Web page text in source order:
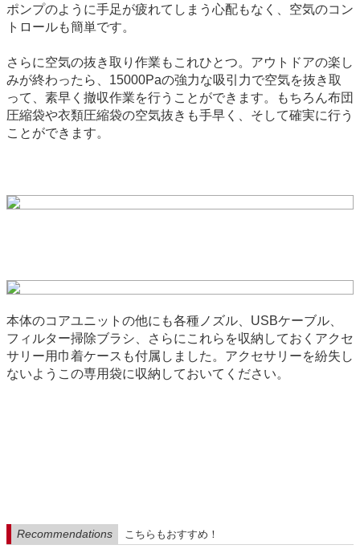
ポンプのように手足が疲れてしまう心配もなく、空気のコン
トロールも簡単です。
さらに空気の抜き取り作業もこれひとつ。アウトドアの楽し
みが終わったら、15000Paの強力な吸引力で空気を抜き取
って、素早く撤収作業を行うことができます。もちろん布団
圧縮袋や衣類圧縮袋の空気抜きも手早く、そして確実に行う
ことができます。
本体のコアユニットの他にも各種ノズル、USBケーブル、
フィルター掃除ブラシ、さらにこれらを収納しておくアクセ
サリー用巾着ケースも付属しました。アクセサリーを紛失し
ないようこの専用袋に収納しておいてください。
Recommendations こちらもおすすめ！